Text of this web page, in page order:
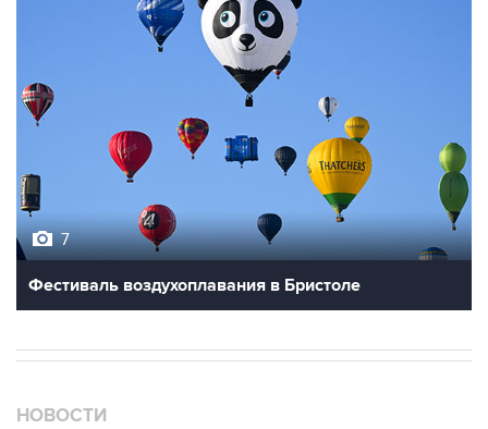
7
Фестиваль воздухоплавания в Бристоле
НОВОСТИ